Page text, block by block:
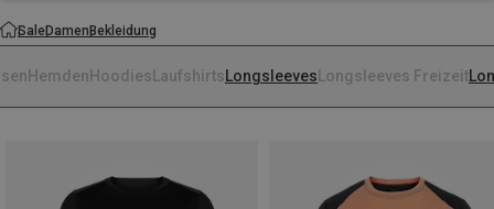
SaleDamenBekleidung
Hemden Hoodies LaufshirtsLongsleeves Longsleeves Freizeit